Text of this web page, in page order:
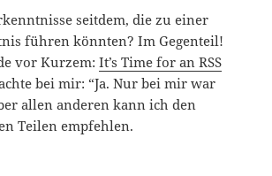
seitdem, die zu einer
führen könnten? Im Gegenteil!
vor Kurzem:It’s Time for an RSS
bei mir: “Ja. Nur bei mir war
allen anderen kann ich den
Teilen empfehlen.